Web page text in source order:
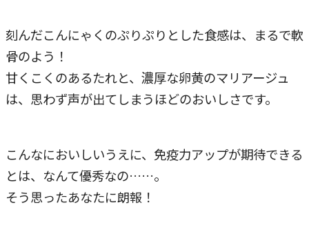
刻んだこんにゃくのぷりぷりとした食感は、まるで軟
骨のよう！
甘くこくのあるたれと、濃厚な卵黄のマリアージュ
は、思わず声が出てしまうほどのおいしさです。
こんなにおいしいうえに、免疫力アップが期待できる
とは、なんて優秀なの……。
そう思ったあなたに朗報！